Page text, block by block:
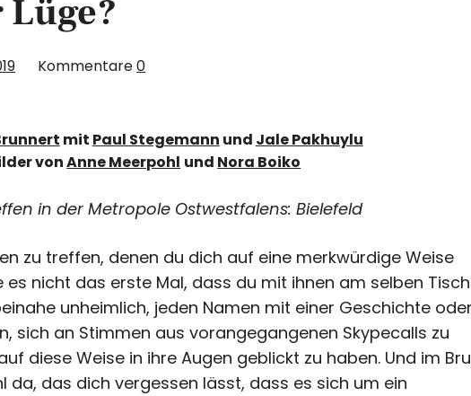
Kommentare0
mit Paul Stegemann und Jale Pakhuylu
vonAnne Meerpohl und Nora Boiko
in der Metropole Ostwestfalens: Bielefeld
zu treffen, denen du dich auf eine merkwürdige Weise
nicht das erste Mal, dass du mit ihnen am selben Tisch
unheimlich, jeden Namen mit einer Geschichte oder
sich an Stimmen aus vorangegangenen Skypecalls zu
diese Weise in ihre Augen geblickt zu haben. Und im
da, das dich vergessen lässt, dass es sich um ein